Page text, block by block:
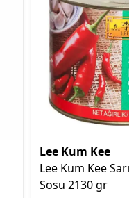
Lee Kum Kee
Lee Kum Kee
Sosu 2130 gr